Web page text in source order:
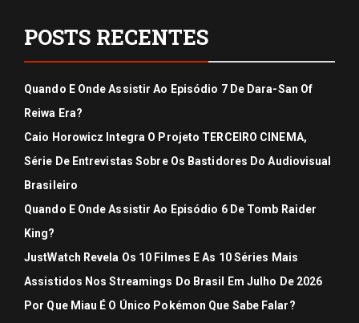
POSTS RECENTES
Quando E Onde Assistir Ao Episódio 7 De Dara-San Of
Reiwa Era?
Caio Horowicz Integra O Projeto TERCEIRO CINEMA,
Série De Entrevistas Sobre Os Bastidores Do Audiovisual
Brasileiro
Quando E Onde Assistir Ao Episódio 6 De Tomb Raider
King?
JustWatch Revela Os 10 Filmes E As 10 Séries Mais
Assistidos Nos Streamings Do Brasil Em Julho De 2026
Por Que Miau É O Único Pokémon Que Sabe Falar?